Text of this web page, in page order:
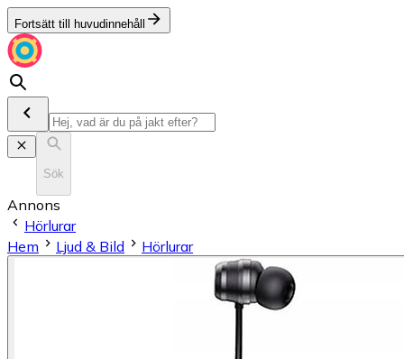
Fortsätt till huvudinnehåll
Sök
Annons
Hörlurar
Hem
Ljud & Bild Hörlurar